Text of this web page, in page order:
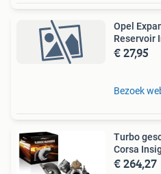
Opel
Reservoir
€ 27,95
Bezoek
Turbo
Corsa
€ 264,27